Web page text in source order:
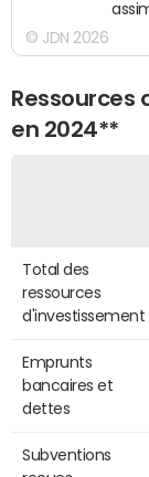
© JDN 2026
Ressources
en 2024**
Total des
ressources
d'investissement
Emprunts
bancaires et
dettes
Subventions